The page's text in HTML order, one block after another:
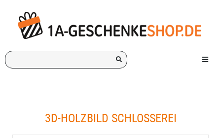
Ich
suche
Menü
3D-HOLZBILD SCHLOSSEREI